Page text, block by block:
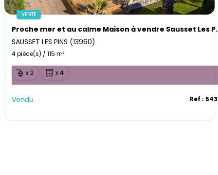
VENTE
Proche mer et au
SAUSSET LES PINS (13960)
4 pièce(s) / 115 m²
x 2 x 4
Vendu Ref :